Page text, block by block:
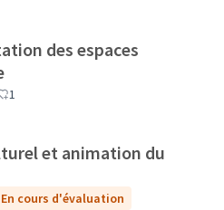
des espaces
1
et animation du
En cours d'évaluation